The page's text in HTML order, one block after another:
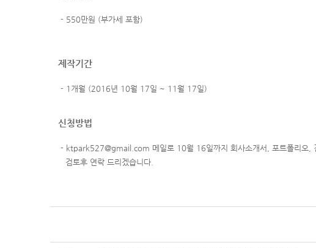
- 550만원 (부가세 포함)
제작기간
- 1개월 (2016년 10월 17일 ~ 11월 17일)
신청방법
- ktpark527@gmail.com 메일로 10월 16일까지 회사소개서, 포트폴리오,
검토후 연락 드리겠습니다.